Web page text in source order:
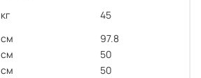
кг
45
см
97.8
см
50
см
50